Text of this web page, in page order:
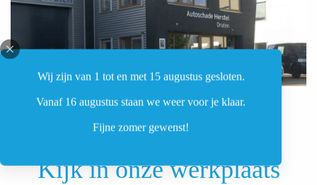
Wij zijn van 1 tot en met 15 augustus gesloten.
Vanaf 16 augustus staan we weer voor je klaar.
Fijne zomer gewenst!
Kijk in onze werkplaats